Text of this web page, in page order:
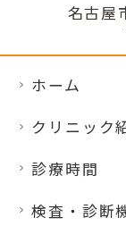
名古屋
ホーム
クリニック
診療時間
検査・診断